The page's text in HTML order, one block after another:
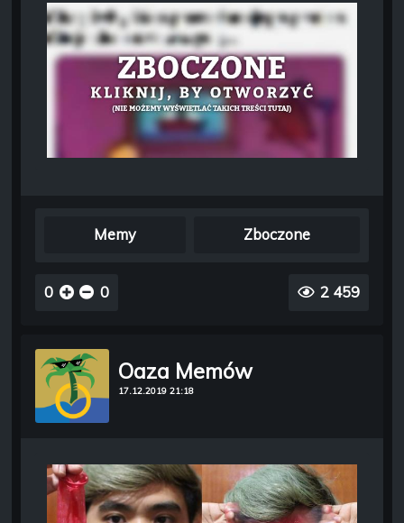
Memy Zboczone
0 0 2 459
Oaza Memów
17.12.2019 21:18